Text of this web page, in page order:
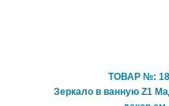
ТОВАР №:
Зеркало в ванную Z1